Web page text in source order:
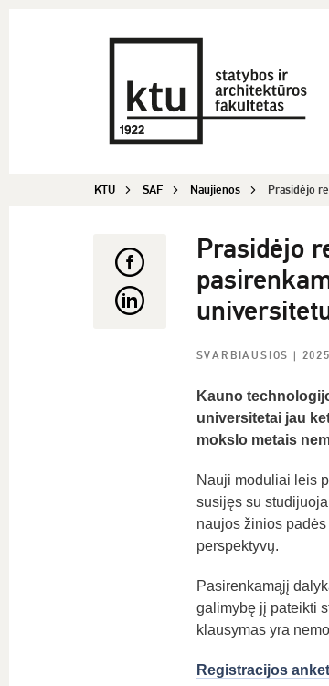
KTU SAF Naujienos Prasidėjo
Prasidėjo
SVARBIAUSIOS |
Kauno
universitetai jau
mokslo metais
Nauji moduliai leis
susijęs su
naujos žinios
perspektyvų.
Pasirenkamąjį
galimybę jį pateikti
klausymas yra
Registracijos